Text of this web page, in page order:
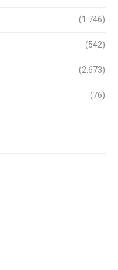
(1.746)
(542)
(2.673)
(76)